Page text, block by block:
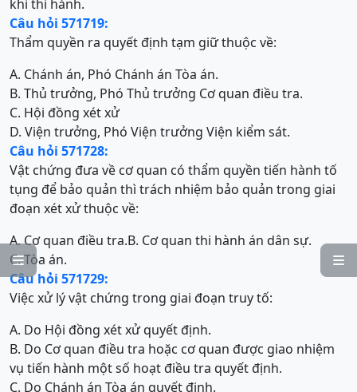


khi thi hành.
Câu hỏi 571719:
Thẩm quyền ra quyết định tạm giữ thuộc về:
A. Chánh án, Phó Chánh án Tòa án.
B. Thủ trưởng, Phó Thủ trưởng Cơ quan điều tra.
C. Hội đồng xét xử
D. Viện trưởng, Phó Viện trưởng Viện kiểm sát.
Câu hỏi 571728:
Vật chứng đưa về cơ quan có thẩm quyền tiến hành tố
tụng để bảo quản thì trách nhiệm bảo quản trong giai
đoạn xét xử thuộc về:
A. Cơ quan điều tra.B. Cơ quan thi hành án dân sự.
C. Tòa án.
Câu hỏi 571729:
Việc xử lý vật chứng trong giai đoạn truy tố:
A. Do Hội đồng xét xử quyết định.
B. Do Cơ quan điều tra hoặc cơ quan được giao nhiệm
vụ tiến hành một số hoạt điều tra quyết định.
C. Do Chánh án Tòa án quyết định.